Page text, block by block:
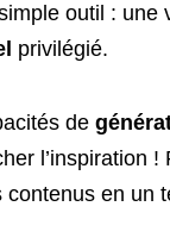
outil : une
privilégié.
de
l’inspiration
contenus en un